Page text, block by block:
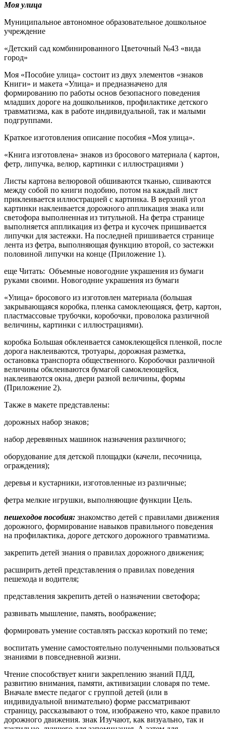
Моя улица
Муниципальное автономное образовательное дошкольное
учреждение
«Детский сад комбинированного Цветочный №43 «вида
город»
Моя «Пособие улица» состоит из двух элементов «знаков
Книги» и макета «Улица» и предназначено для
формированию по работы основ безопасного поведения
младших дороге на дошкольников, профилактике детского
травматизма, как в работе индивидуальной, так и малыми
подгруппами.
Краткое изготовления описание пособия «Моя улица».
«Книга изготовлена» знаков из бросового материала ( картон,
фетр, липучка, велюр, картинки с иллюстрациями )
Листы картона велюровой обшиваются тканью, сшиваются
между собой по книги подобию, потом на каждый лист
приклеивается иллюстрацией с картинка. В верхний угол
картинки наклеивается дорожного аппликация знака или
светофора выполненная из титульной. На фетра странице
выполняется аппликация из фетра и кусочек пришивается
липучки для застежки. На последней пришивается странице
лента из фетра, выполняющая функцию второй, со застежки
половиной липучки на конце (Приложение 1).
еще Читать: Объемные новогодние украшения из бумаги
руками своими. Новогодние украшения из бумаги
«Улица» бросового из изготовлен материала (большая
закрывающаяся коробка, пленка самоклеющаяся, фетр, картон,
пластмассовые трубочки, коробочки, проволока различной
величины, картинки с иллюстрациями).
коробка Большая обклеивается самоклеющейся пленкой, после
дорога наклеиваются, тротуары, дорожная разметка,
остановка транспорта общественного. Коробочки различной
величины обклеиваются бумагой самоклеющейся,
наклеиваются окна, двери разной величины, формы
(Приложение 2).
Также в макете представлены:
дорожных набор знаков;
набор деревянных машинок назначения различного;
оборудование для детской площадки (качели, песочница,
ограждения);
деревья и кустарники, изготовленные из различные;
фетра мелкие игрушки, выполняющие функции Цель.
пешеходов пособия: знакомство детей с правилами движения
дорожного, формирование навыков правильного поведения
на профилактика, дороге детского дорожного травматизма.
закрепить детей знания о правилах дорожного движения;
расширить детей представления о правилах поведения
пешехода и водителя;
представления закрепить детей о назначении светофора;
развивать мышление, память, воображение;
формировать умение составлять рассказ короткий по теме;
воспитать умение самостоятельно полученными пользоваться
знаниями в повседневной жизни.
Чтение способствует книги закреплению знаний ПДД,
развитию внимания, памяти, активизации словаря по теме.
Вначале вместе педагог с группой детей (или в
индивидуальной внимательно) форме рассматривают
страницу, рассказывают о том, изображено что, какое правило
дорожного движения. знак Изучают, как визуально, так и